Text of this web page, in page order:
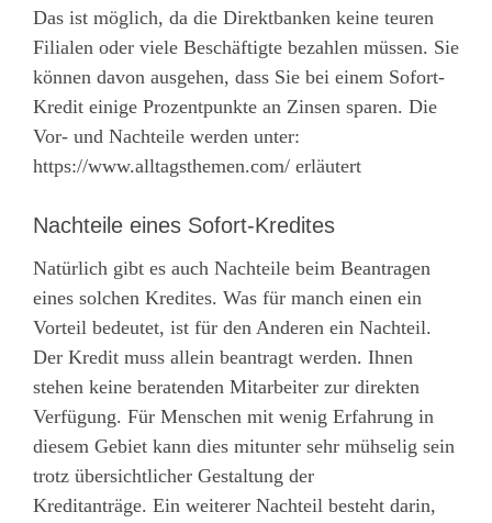
Das ist möglich, da die Direktbanken keine teuren
Filialen oder viele Beschäftigte bezahlen müssen. Sie
können davon ausgehen, dass Sie bei einem Sofort-
Kredit einige Prozentpunkte an Zinsen sparen. Die
Vor- und Nachteile werden unter:
https://www.alltagsthemen.com/ erläutert
Nachteile eines Sofort-Kredites
Natürlich gibt es auch Nachteile beim Beantragen
eines solchen Kredites. Was für manch einen ein
Vorteil bedeutet, ist für den Anderen ein Nachteil.
Der Kredit muss allein beantragt werden. Ihnen
stehen keine beratenden Mitarbeiter zur direkten
Verfügung. Für Menschen mit wenig Erfahrung in
diesem Gebiet kann dies mitunter sehr mühselig sein
trotz übersichtlicher Gestaltung der
Kreditanträge. Ein weiterer Nachteil besteht darin,